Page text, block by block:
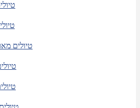
טיולים